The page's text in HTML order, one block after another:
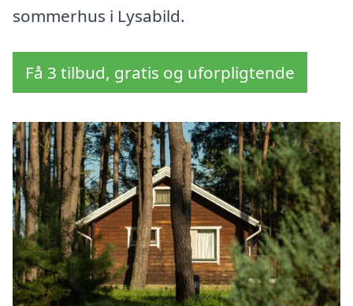
sommerhus i Lysabild.
Få 3 tilbud, gratis og uforpligtende